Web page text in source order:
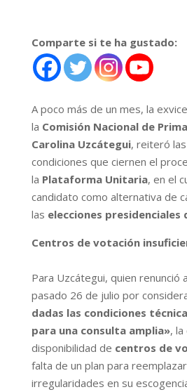
Comparte si te ha gustado:
A poco más de un mes, la
la Comisión Nacional de
Carolina Uzcátegui, reiteró
condiciones que ciernen el
la Plataforma Unitaria, en el
candidato como alternativa de
las elecciones presidenciales
Centros de votación
Para Uzcátegui, quien renunció
pasado 26 de julio por
dadas las condiciones
para una consulta amplia», la
disponibilidad de centros de
falta de un plan para
irregularidades en su